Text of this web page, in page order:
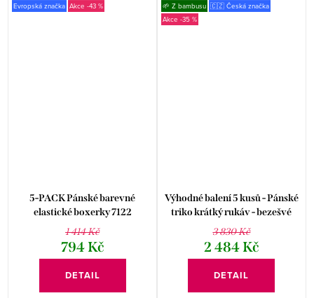
Evropská značka -43 %
5-PACK Pánské barevné
elastické boxerky 7122
1 414 Kč
794 Kč
DETAIL
🌱 Z bambusu 🇨🇿 Česká značka
-35 %
Výhodné balení 5 kusů - Pánské
triko krátký rukáv - bezešvé
58003P
3 830 Kč
2 484 Kč
DETAIL